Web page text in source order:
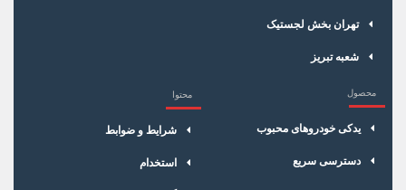
تهران بخش لجستیک
شعبه تبریز
محصول
یدکی خودروهای محبوب
دسترسی سریع
محتوا
شرایط و ضوابط
استخدام